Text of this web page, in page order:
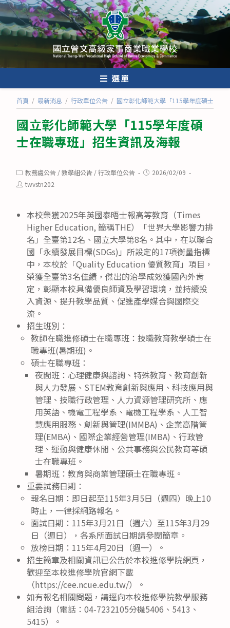
跳
轉
至
內
選單
首頁 / 最新消息 / 行政單位公告 / 國立彰化師範大學「115學年度碩士在職
國立彰化師範大學「115學年度碩
士在職專班」招生資訊及海報
Post
category:
教務處公告 /教學組公告 /行政單位公告
Post2026/02/09
Posttwvstn202
本校榮獲2025年英國泰晤士報高等教育（Times
Higher Education, 簡稱THE）「世界大學影響力排
名」全臺第12名、國立大學第8名。其中，在以聯合
國「永續發展目標(SDGs)」所設定的17項衡量指標
中，本校於「Quality Education 優質教育」項目，
榮獲全臺第3名佳績，傑出的治學成效獲國內外肯
定，彰顯本校具備優良師資及學習環境，並持續投
入資源、提升教學品質、促進產學媒合與國際交
流。
招生班別：
教師在職進修碩士在職專班：技職教育教學碩士在
職專班(暑期班)。
碩士在職專班：
夜間班：心理健康與諮詢、特殊教育、教育創新
與人力發展、STEM教育創新與應用、科技應用與
管理、技職行政管理、人力資源管理研究所、應
用英語、機電工程學系、電機工程學系、人工智
慧應用服務、創新與管理(IMMBA)、企業高階管
理(EMBA)、國際企業經營管理(IMBA)、行政管
理、運動與健康休閒、公共事務與公民教育等碩
士在職專班。
暑期班：教育與商業管理碩士在職專班。
重要試務日期：
報名日期：即日起至115年3月5日（週四）晚上10
時止，一律採網路報名。
面試日期：115年3月21日（週六）至115年3月29
日（週日），各系所面試日期請參閱簡章。
放榜日期：115年4月20日（週一）。
招生簡章及相關資訊已公告於本校進修學院網頁，
歡迎至本校進修學院官網下載
（https://cee.ncue.edu.tw/）。
如有報名相關問題，請逕向本校進修學院教學服務
組洽詢（電話：04-7232105分機5406、5413、
5415）。